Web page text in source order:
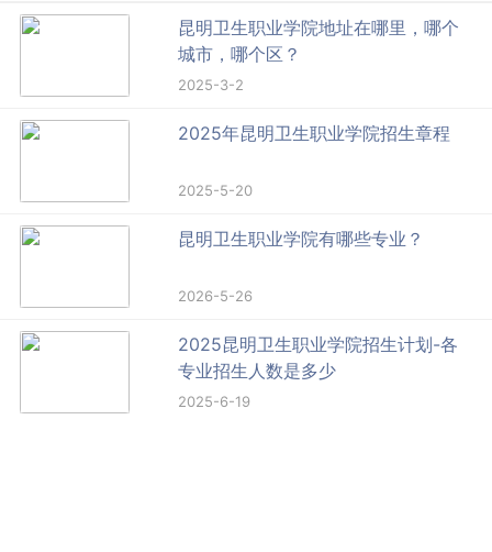
昆明卫生职业学院地址在哪里，哪个
城市，哪个区？
2025-3-2
2025年昆明卫生职业学院招生章程
2025-5-20
昆明卫生职业学院有哪些专业？
2026-5-26
2025昆明卫生职业学院招生计划-各
专业招生人数是多少
2025-6-19